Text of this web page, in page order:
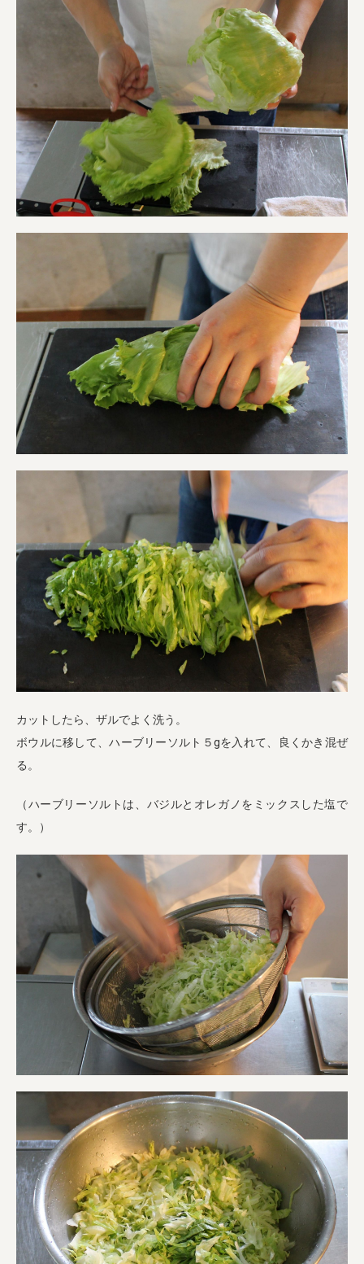
カットしたら、ザルでよく洗う。
ボウルに移して、ハーブリーソルト５gを入れて、良くかき混ぜ
る。
（ハーブリーソルトは、バジルとオレガノをミックスした塩で
す。）